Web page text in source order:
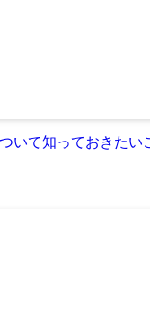
いて知っておきたい